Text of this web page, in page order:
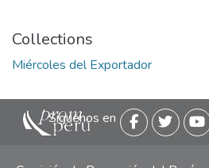
Collections
Miércoles del Exportador
Siguenos en